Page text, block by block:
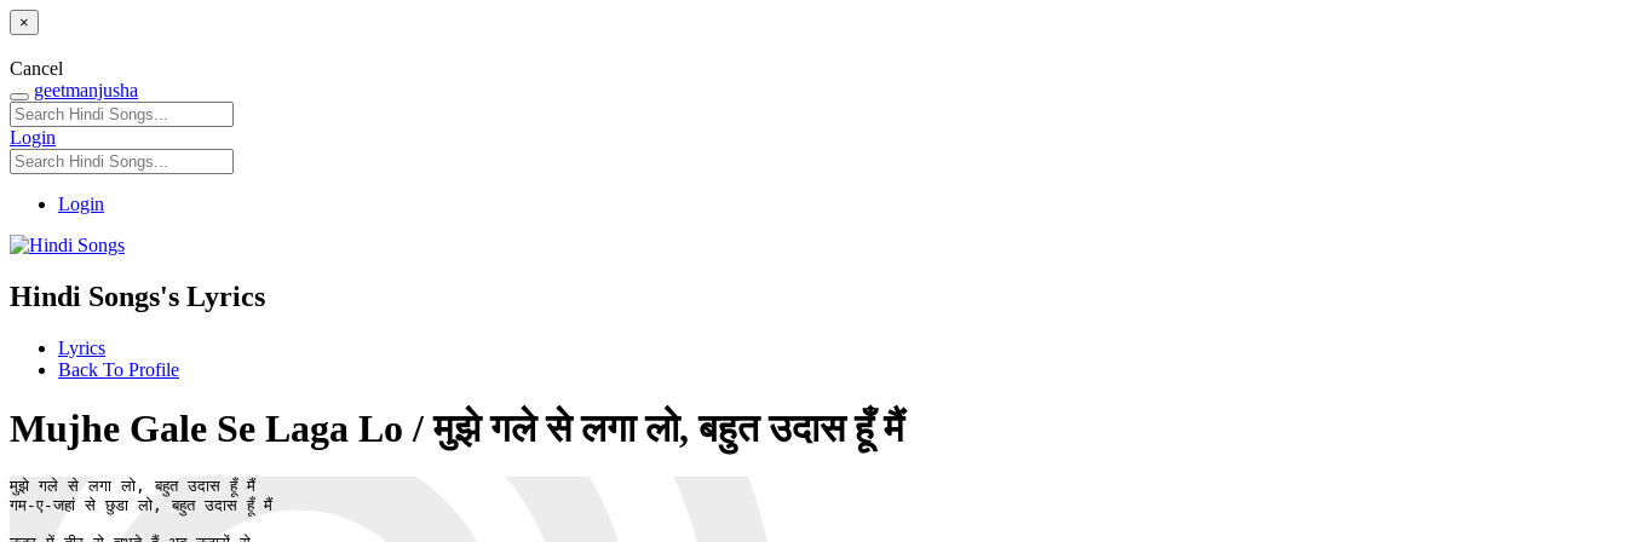
×
Cancel
geetmanjusha
Login
Login
Hindi Songs's Lyrics
Lyrics
Back To Profile
Mujhe Gale Se Laga Lo / मुझे गले से लगा लो, बहुत उदास हूँ मैं
मुझे गले से लगा लो, बहुत उदास हूँ मैं
गम-ए-जहां से छुडा लो, बहुत उदास हूँ मैं